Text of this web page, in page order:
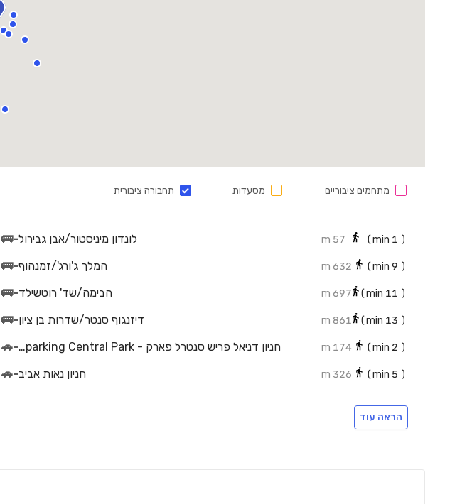
מתחמים ציבוריים מסעדות תחבורה ציבורית
(
1
57 m לונדון מיניסטור/אבן גבירול-
🚌
(
9
632 m המלך ג'ורג'/זמנהוף-
🚌
(
11
697 m הבימה/שד' רוטשילד-
🚌
(
13
861 m דיזנגוף סנטר/שדרות בן ציון-
🚌
(
2
174 m חניון דניאל פריש סנטרל פארק - Daniel frish parking Central Park-
🚗
(
5
326 m חניון נאות אביב-
🚗
הראה עוד